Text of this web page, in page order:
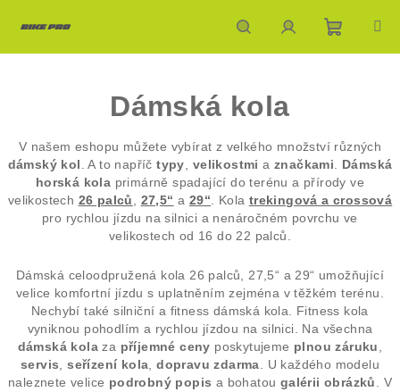
HledatPřihlášeníNákupní
Dámská kola
V našem eshopu můžete vybírat z velkého množství různých
dámský kol . A to napříčtypy velikostmi a značkami
Dámská
horská kola primárně spadající do terénu a přírody ve
velikostech 26 palců 27,5“ a 29“ . Kola trekingová a crossová
pro rychlou jízdu na silnici a nenáročném povrchu ve
velikostech od 16 do 22 palců.
Dámská celoodpružená kola 26 palců, 27,5“ a 29“ umožňující
velice komfortní jízdu s uplatněním zejména v těžkém terénu.
Nechybí také silniční a fitness dámská kola. Fitness kola
vyniknou pohodlím a rychlou jízdou na silnici. Na všechna
dámská kola za příjemné ceny poskytujeme plnou záruku
servis ,seřízení kola ,dopravu zdarma . U každého modelu
naleznete velice podrobný popis a bohatou galérii obrázků
. V